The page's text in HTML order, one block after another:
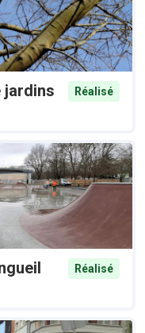
jardins
Réalisé
Réalisé